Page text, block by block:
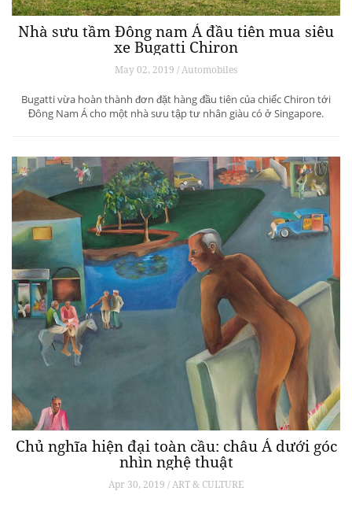
Nhà sưu tầm Đông nam Á đầu tiên mua siêu
xe Bugatti Chiron
May 02, 2019 / Automobiles
Bugatti vừa hoàn thành đơn đặt hàng đầu tiên của chiếc Chiron tới
Đông Nam Á cho một nhà sưu tập tư nhân giàu có ở Singapore.
Chủ nghĩa hiện đại toàn cầu: châu Á dưới góc
nhìn nghệ thuật
Apr 30, 2019 / ART & CULTURE